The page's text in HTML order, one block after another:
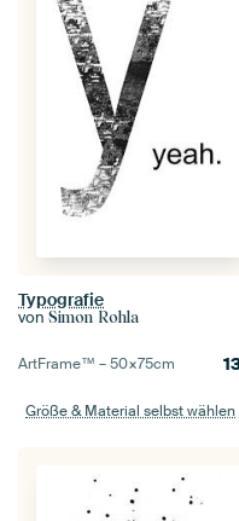
Typografie
von Simon Rohla
ArtFrame™ –50×75cm
Größe & Material selbst wählen